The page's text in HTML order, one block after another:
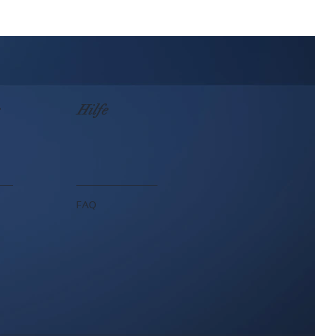
Hilfe
FAQ